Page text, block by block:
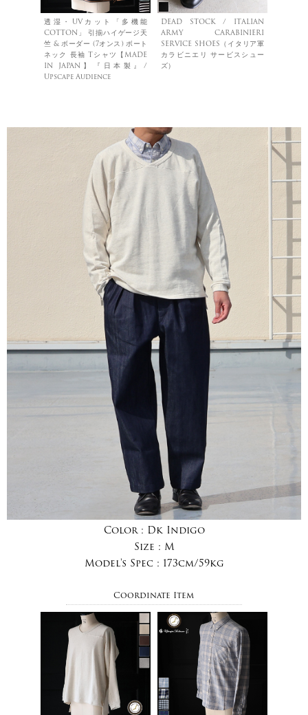
透湿・UVカット「多機能
COTTON」 引揃ハイゲージ天
竺 & ボーダー (7オンス) ボート
ネック 長袖 Tシャツ【MADE
IN JAPAN】『日本製』/
Upscape Audience
DEAD STOCK / ITALIAN
ARMY CARABINIERI
SERVICE SHOES（イタリア軍
カラビニエリ サービスシュー
ズ）
Color : Dk Indigo
Size : M
Model's Spec : 173cm/59kg
Coordinate Item